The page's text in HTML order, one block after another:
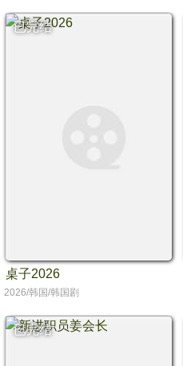
已完结
桌子2026
2026/韩国/韩国剧
已完结